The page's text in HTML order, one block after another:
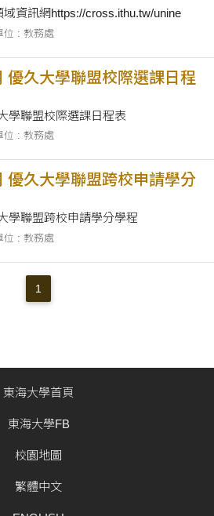
資訊網https://cross.ithu.tw/unine
位 : 教務處
優久大學聯盟校際選課日程
學聯盟校際選課日程表
位 : 教務處
優久大學聯盟跨校申請學分
學聯盟跨校申請學分學程
位 : 教務處
1
東海大學首頁
東海大學FB
校園地圖
繁體中文